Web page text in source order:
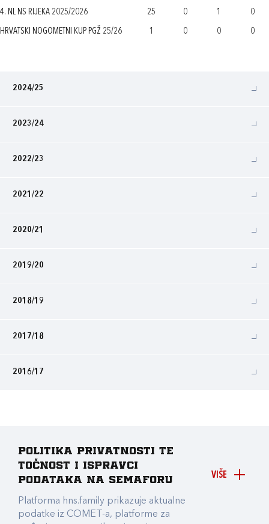
4. NL NS RIJEKA 2025/2026 25 0 1 0
HRVATSKI NOGOMETNI KUP PGŽ 25/26 1 0 0 0
2024/25
2023/24
2022/23
2021/22
2020/21
2019/20
2018/19
2017/18
2016/17
VIŠE
Politika privatnosti te
točnost i ispravci
podataka na Semaforu
Platforma hns.family prikazuje aktualne
podatke iz COMET-a, platforme za